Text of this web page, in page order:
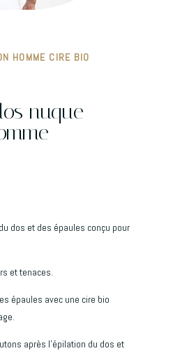
HOMME CIRE BIO
nuque
dos et des épaules conçu pour
et tenaces.
épaules avec une cire bio
après l’épilation du dos et